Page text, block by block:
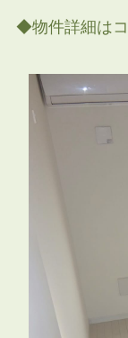
◆物件詳細は